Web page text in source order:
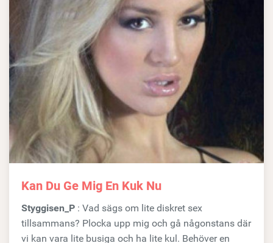
Kan Du Ge Mig En Kuk Nu
Styggisen_P : Vad sägs om lite diskret sex
tillsammans? Plocka upp mig och gå någonstans där
vi kan vara lite busiga och ha lite kul. Behöver en